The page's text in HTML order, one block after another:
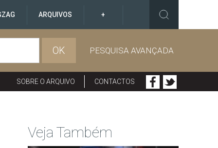
ARQUIVOS +
OK PESQUISA AVANÇADA
SOBRE O ARQUIVO CONTACTOS
Veja Também